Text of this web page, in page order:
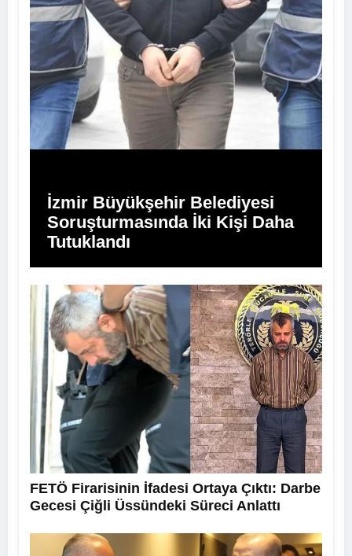
İzmir Büyükşehir Belediyesi
Soruşturmasında İki Kişi Daha
Tutuklandı
FETÖ Firarisinin İfadesi Ortaya Çıktı: Darbe
Gecesi Çiğli Üssündeki Süreci Anlattı